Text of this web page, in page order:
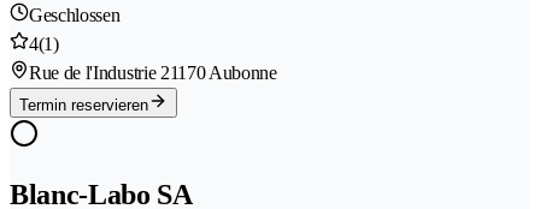
Geschlossen
4(1)
Rue de l'Industrie 21170 Aubonne
Termin reservieren
Blanc-Labo SA